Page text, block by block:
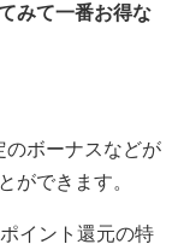
みて一番お得な
のボーナスなどが
ができます。
イント還元の特